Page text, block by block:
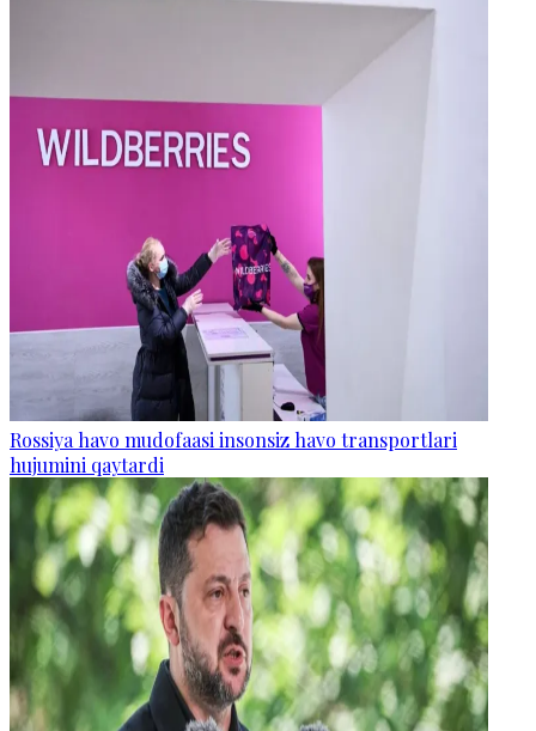
Rossiya havo mudofaasi insonsiz havo transportlari
hujumini qaytardi